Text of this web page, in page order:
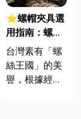
⭐螺帽夾具選
用指南：螺母
挾具頻繁耗
損？3大關鍵
提升扣件成型
台灣素有「螺
絲王國」的美
譽，根據經濟